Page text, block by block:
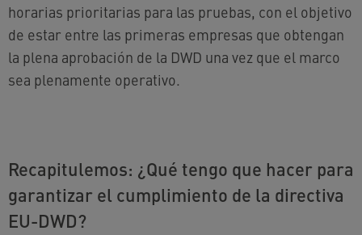
horarias prioritarias para las pruebas, con el objetivo
de estar entre las primeras empresas que obtengan
la plena aprobación de la DWD una vez que el marco
sea plenamente operativo.
Recapitulemos: ¿Qué tengo que hacer para
garantizar el cumplimiento de la directiva
EU-DWD?